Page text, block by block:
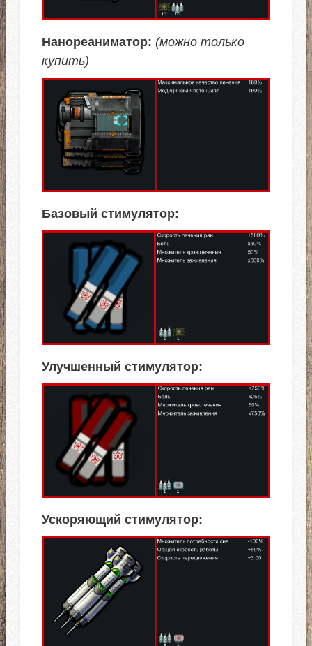
Нанореаниматор: (можно только
купить)
Базовый стимулятор:
Улучшенный стимулятор:
Ускоряющий стимулятор: